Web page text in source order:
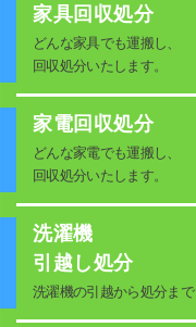
家具回収処分
どんな家具でも運搬し、
回収処分いたします。
家電回収処分
どんな家電でも運搬し、
回収処分いたします。
洗濯機
引越し処分
洗濯機の引越から処分まで